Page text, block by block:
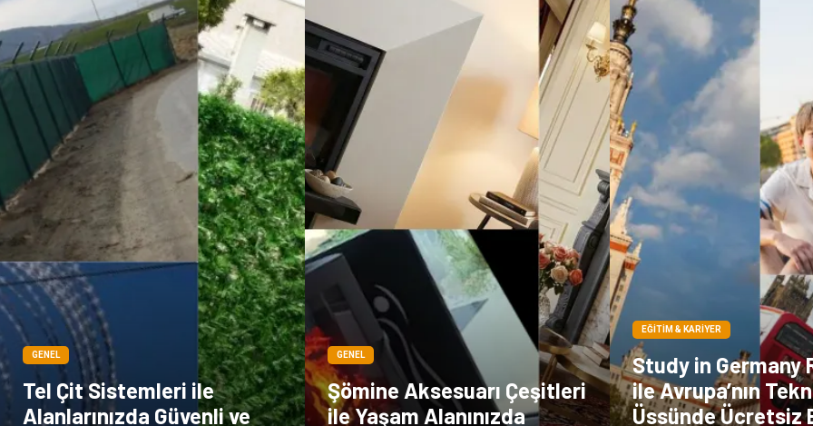
GENEL
Tel Çit Sistemleri ile
Alanlarınızda Güvenli ve
GENEL
Şömine Aksesuarı Çeşitleri
ile Yaşam Alanınızda
EĞITIM & KARIYER
Study in Germany
ile Avrupa’nın
Üssünde Ücretsiz